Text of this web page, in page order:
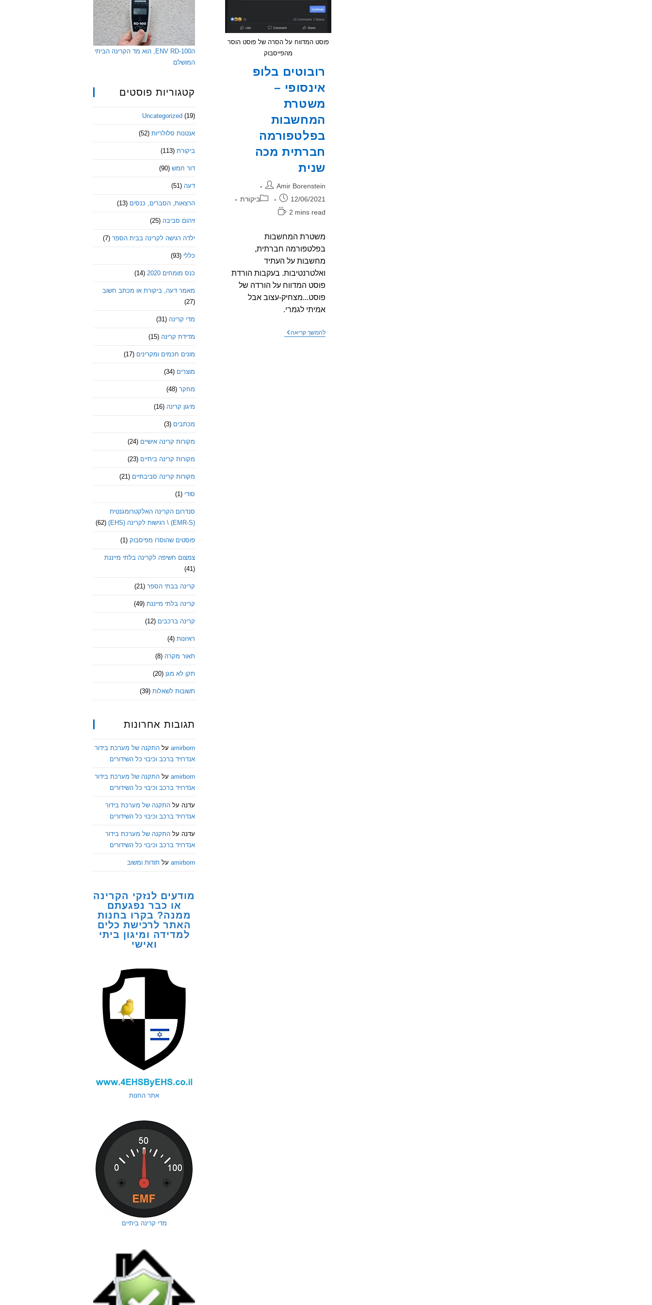
הENV RD-100, הוא מד הקרינה הביתי
המושלם
קטגוריות פוסטים
Uncategorized (19)
אנטנות סלולריות (52)
ביקורת (113)
דור חמש (90)
דעה (51)
הרצאות, הסברים, כנסים (13)
זיהום סביבה (25)
ילדה רגישה לקרינה בבית הספר (7)
כללי (93)
כנס מומחים 2020 (14)
מאמר דעה, ביקורת או מכתב חשוב
(27)
מדי קרינה (31)
מדידת קרינה (15)
מונים חכמים ומקרינים (17)
מוצרים (34)
מחקר (48)
מיגון קרינה (16)
מכתבים (3)
מקורות קרינה אישיים (24)
מקורות קרינה ביתיים (23)
מקורות קרינה סביבתיים (21)
סודי (1)
סנדרום הקרינה האלקטרומגנטית
(EMR-S) \ רגישות לקרינה (EHS)
(62)
פוסטים שהוסרו מפיסבוק (1)
צמצום חשיפה לקרינה בלתי מייננת
(41)
קרינה בבתי הספר (21)
קרינה בלתי מייננת (49)
קרינה ברכבים (12)
ראיונות (4)
תאור מקרה (8)
תקן לא מגן (20)
תשובות לשאלות (39)
תגובות אחרונות
amirborn על התקנה של מערכת בידור
אנדרויד ברכב וכיבוי כל השידורים
amirborn על התקנה של מערכת בידור
אנדרויד ברכב וכיבוי כל השידורים
עדנה על התקנה של מערכת בידור
אנדרויד ברכב וכיבוי כל השידורים
עדנה על התקנה של מערכת בידור
אנדרויד ברכב וכיבוי כל השידורים
amirborn על תודות ומשוב
מודעים לנזקי הקרינה
או כבר נפגעתם
ממנה? בקרו בחנות
האתר לרכישת כלים
למדידה ומיגון ביתי
ואישי
אתר החנות
מדי קרינה ביתיים
פוסט המדווח על הסרה של פוסט הוסר
מהפייסבוק
רובוטים בלופ
אינסופי –
משטרת
המחשבות
בפלטפורמה
חברתית מכה
שנית
מחבר:
Amir Borenstein
פורסם:
12/06/2021 קטגוריה:
ביקורת
זמן
2 mins read
משטרת המחשבות
בפלטפורמה חברתית,
מחשבות על העתיד
ואלטרנטיבות. בעקבות הורדת
פוסט המדווח על הורדה של
פוסט...מצחיק-עצוב אבל
אמיתי לגמרי.
להמשך קריאהרובוטים